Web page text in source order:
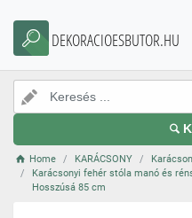
DEKORACIOESBUTOR.HU
Home KARÁCSONY
Karácsonyi fehér stóla manó és
Hosszúsá 85 cm